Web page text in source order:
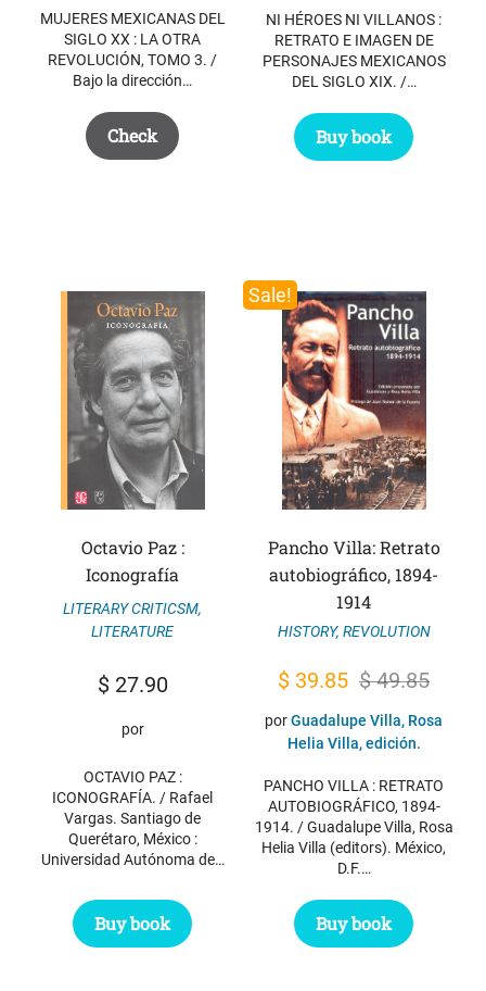
$ 40.10.
$ 20.00.
MUJERES MEXICANAS DEL
SIGLO XX : LA OTRA
REVOLUCIÓN, TOMO 3. /
Bajo la dirección…
Check
NI HÉROES NI VILLANOS :
RETRATO E IMAGEN DE
PERSONAJES MEXICANOS
DEL SIGLO XIX. /…
Buy book
Octavio Paz :
Iconografía
LITERARY CRITICSM,
LITERATURE
$27.90
por
OCTAVIO PAZ :
ICONOGRAFÍA. / Rafael
Vargas. Santiago de
Querétaro, México :
Universidad Autónoma de…
Buy book
Sale!
Pancho Villa: Retrato
autobiográfico, 1894-
1914
HISTORY, REVOLUTION
$49.85
Original
price
was:
$ 49.85.
$ 39.85 Current
price
is:
$ 39.85.
porGuadalupe Villa, Rosa
Helia Villa, edición.
PANCHO VILLA : RETRATO
AUTOBIOGRÁFICO, 1894-
1914. / Guadalupe Villa, Rosa
Helia Villa (editors). México,
D.F.…
Buy book